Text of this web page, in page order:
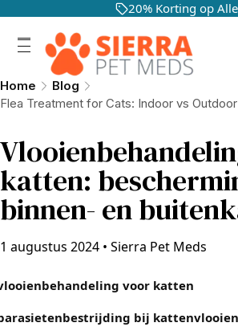
20% Korting op
Home
Blog
Flea Treatment for Cats: Indoor vs
katten:
binnen- en
1 augustus 2024 • Sierra Pet Meds
voor katten
bij katten